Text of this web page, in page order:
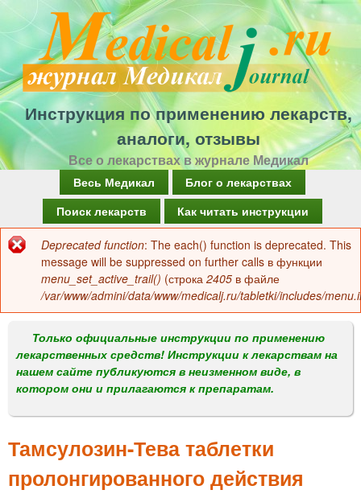
Перейти
к
основному
содержанию
Инструкция по применению лекарств,
аналоги, отзывы
Все о лекарствах в журнале Медикал
а
в
о
м
е
н
Весь Медикал
Блог о лекарствах
Поиск лекарств
Как читать инструкции
Сообщение
об
ошибке
Deprecated function: The each() function is deprecated. This
message will be suppressed on further calls в функции
menu_set_active_trail() (строка 2405 в файле
/var/www/admini/data/www/medicalj.ru/tabletki/includes/
Только официальные инструкции по применению
лекарственных средств! Инструкции к лекарствам на
нашем сайте публикуются в неизменном виде, в
котором они и прилагаются к препаратам.
Тамсулозин-Тева таблетки
пролонгированного действия